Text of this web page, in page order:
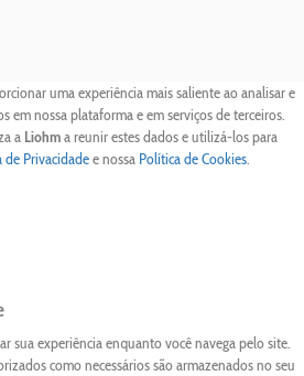
uma experiência mais saliente ao analisar e
em nossa plataforma e em serviços de terceiros.
a Liohma reunir estes dados e utilizá-los para
de Privacidadee nossa Política de Cookies.
sua experiência enquanto você navega pelo site.
como necessários são armazenados no seu